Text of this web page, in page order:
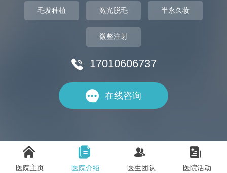
毛发种植 激光脱毛 半永久妆
微整注射
 17010606737
 在线咨询

医院主页

医院介绍

医生团队

医院活动